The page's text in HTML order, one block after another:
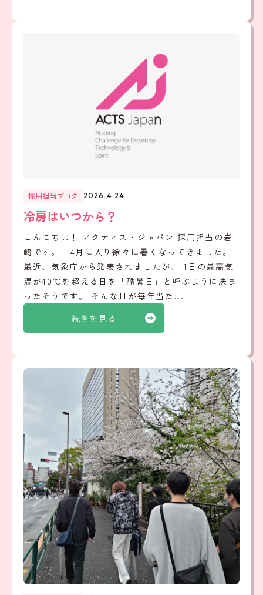
続きを見る
採用担当ブログ 2026.4.24
冷房はいつから？
こんにちは！ アクティス・ジャパン 採用担当の岩
崎です。 4月に入り徐々に暑くなってきました。
最近、気象庁から発表されましたが、 1日の最高気
温が40℃を超える日を「酷暑日」と呼ぶように決ま
ったそうです。 そんな日が毎年当た...